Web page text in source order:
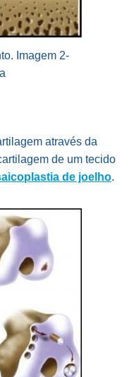
Imagem 2-
através da
de um tecido
de joelho.